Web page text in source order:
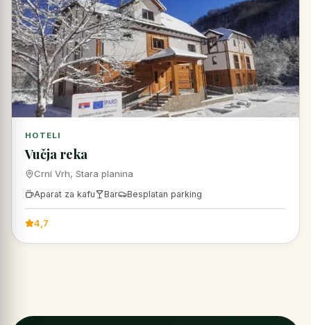
HOTELI
Vučja reka
Crni Vrh, Stara planina
Aparat za kafu Bar Besplatan parking
4,7